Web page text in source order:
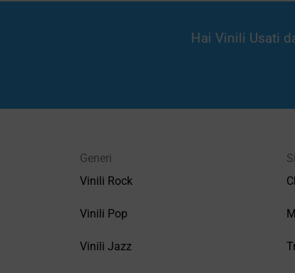
Hai Vinili Usati
Generi
Vinili Rock
Vinili Pop
Vinili Jazz